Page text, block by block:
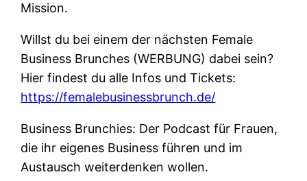
Mission.
Willst du bei einem der nächsten Female
Business Brunches (WERBUNG) dabei sein?
Hier findest du alle Infos und Tickets:
https://femalebusinessbrunch.de/
Business Brunchies: Der Podcast für Frauen,
die ihr eigenes Business führen und im
Austausch weiterdenken wollen.